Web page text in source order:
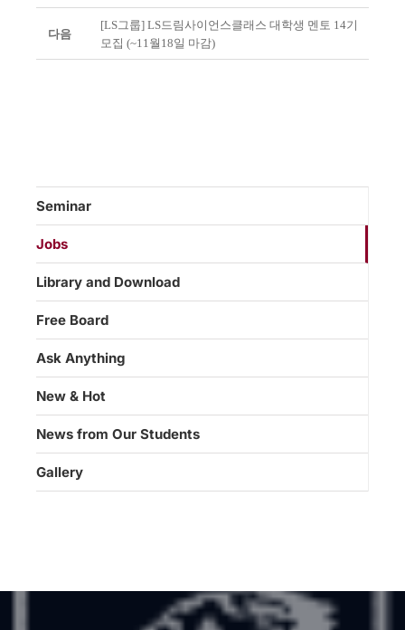
다음
[LS그룹] LS드림사이언스클래스 대학생 멘토 14기
모집 (~11월18일 마감)
Seminar
Jobs
Library and Download
Free Board
Ask Anything
New & Hot
News from Our Students
Gallery